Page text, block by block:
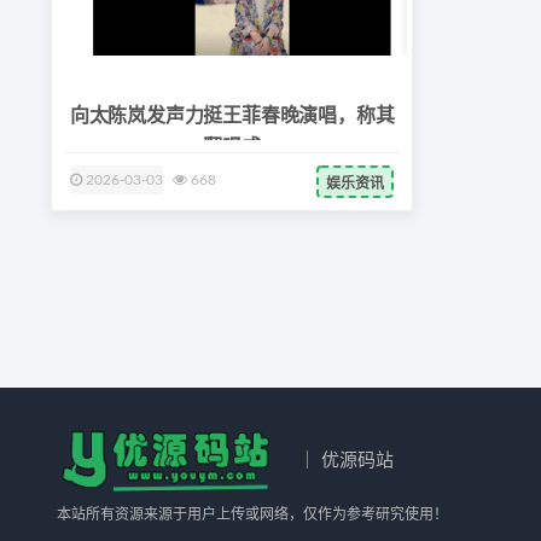
向太陈岚发声力挺王菲春晚演唱，称其
2026-03-03 668 娱乐资讯
｜ 优源码站
本站所有资源来源于用户上传或网络，仅作为参考研究使用！